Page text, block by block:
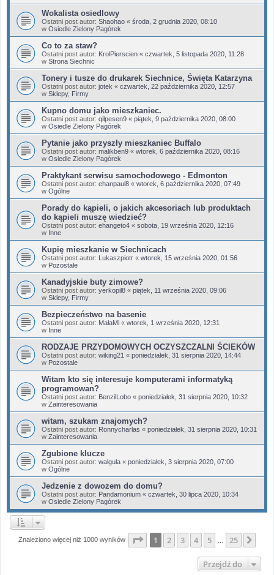
Wokalista osiedlowy
Ostatni post autor: Shaohao « środa, 2 grudnia 2020, 08:10
w Osiedle Zielony Pagórek
Co to za staw?
Ostatni post autor: KrolPierscien « czwartek, 5 listopada 2020, 11:28
w Strona Siechnic
Tonery i tusze do drukarek Siechnice, Święta Katarzyna
Ostatni post autor: jotek « czwartek, 22 października 2020, 12:57
w Sklepy, Firmy
Kupno domu jako mieszkaniec.
Ostatni post autor: qilpesen9 « piątek, 9 października 2020, 08:00
w Osiedle Zielony Pagórek
Pytanie jako przyszły mieszkaniec Buffalo
Ostatni post autor: malikben9 « wtorek, 6 października 2020, 08:16
w Osiedle Zielony Pagórek
Praktykant serwisu samochodowego - Edmonton
Ostatni post autor: ehanpaul8 « wtorek, 6 października 2020, 07:49
w Ogólne
Porady do kąpieli, o jakich akcesoriach lub produktach
do kąpieli muszę wiedzieć?
Ostatni post autor: ehangeto4 « sobota, 19 września 2020, 12:16
w Inne
Kupię mieszkanie w Siechnicach
Ostatni post autor: Lukaszpiotr « wtorek, 15 września 2020, 01:56
w Pozostałe
Kanadyjskie buty zimowe?
Ostatni post autor: yerkopil8 « piątek, 11 września 2020, 09:06
w Sklepy, Firmy
Bezpieczeństwo na basenie
Ostatni post autor: MałaMi « wtorek, 1 września 2020, 12:31
w Inne
RODZAJE PRZYDOMOWYCH OCZYSZCZALNI ŚCIEKÓW
Ostatni post autor: wiking21 « poniedziałek, 31 sierpnia 2020, 14:44
w Pozostałe
Witam kto się interesuje komputerami informatyką
programowan?
Ostatni post autor: BenzilLobo « poniedziałek, 31 sierpnia 2020, 10:32
w Zainteresowania
witam, szukam znajomych?
Ostatni post autor: Ronnycharlas « poniedziałek, 31 sierpnia 2020, 10:31
w Zainteresowania
Zgubione klucze
Ostatni post autor: walgula « poniedziałek, 3 sierpnia 2020, 07:00
w Ogólne
Jedzenie z dowozem do domu?
Ostatni post autor: Pandamonium « czwartek, 30 lipca 2020, 10:34
w Osiedle Zielony Pagórek
Znaleziono więcej niż 1000 wyników Strona z25
1 2 3 4 5 25
Przejdź do